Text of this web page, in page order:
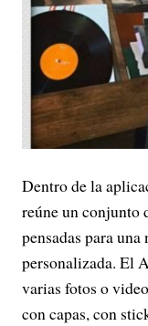
Dentro de la
reúne un conjunto
pensadas para
personalizada. El
varias fotos o
con capas, con